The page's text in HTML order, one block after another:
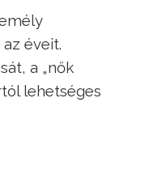
éveit.
a „nők
lehetséges